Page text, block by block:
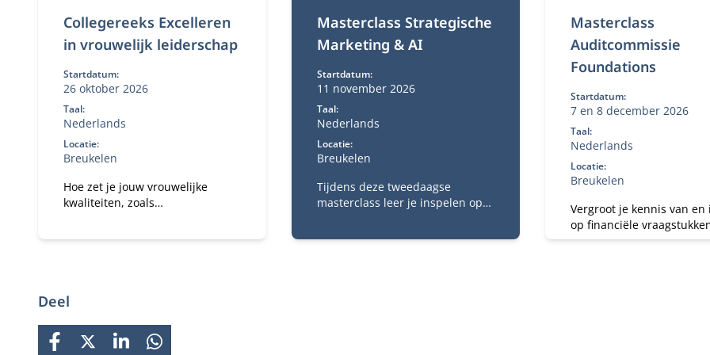
Collegereeks Excelleren
in vrouwelijk leiderschap
Startdatum:
26 oktober 2026
Taal:
Nederlands
Locatie:
Breukelen
Hoe zet je jouw vrouwelijke
kwaliteiten, zoals
Masterclass Strategische
Marketing & AI
Startdatum:
11 november 2026
Taal:
Nederlands
Locatie:
Breukelen
Tijdens deze tweedaagse
masterclass leer je inspelen op
Masterclass
Auditcommissie
Foundations
Startdatum:
7 en 8 december 2026
Taal:
Nederlands
Locatie:
Breukelen
Vergroot je kennis van en
op financiële
commissaris of
Deel
FACEBOOK
X LINKEDINWHATSAPP